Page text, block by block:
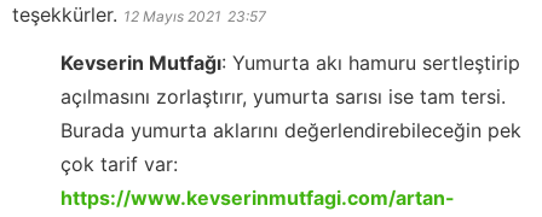
teşekkürler. 12 Mayıs 2021 23:57
Kevserin Mutfağı: Yumurta akı hamuru sertleştirip
açılmasını zorlaştırır, yumurta sarısı ise tam tersi.
Burada yumurta aklarını değerlendirebileceğin pek
çok tarif var:
https://www.kevserinmutfagi.com/artan-